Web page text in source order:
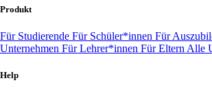
Produkt
Für Studierende Für Schüler*innen Für
Unternehmen Für Lehrer*innen Für Eltern Alle
Help